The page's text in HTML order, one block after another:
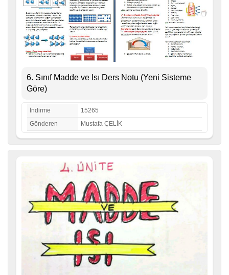
6. Sınıf Madde ve Isı Ders Notu (Yeni Sisteme
Göre)
İndirme
15265
Gönderen
Mustafa ÇELİK